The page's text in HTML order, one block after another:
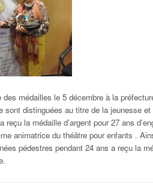
médailles le 5 décembre à la
sont distinguées au titre de la jeunesse
la médaille d’argent pour 27 ans
animatrice du théâtre pour enfants .
pédestres pendant 24 ans a reçu la